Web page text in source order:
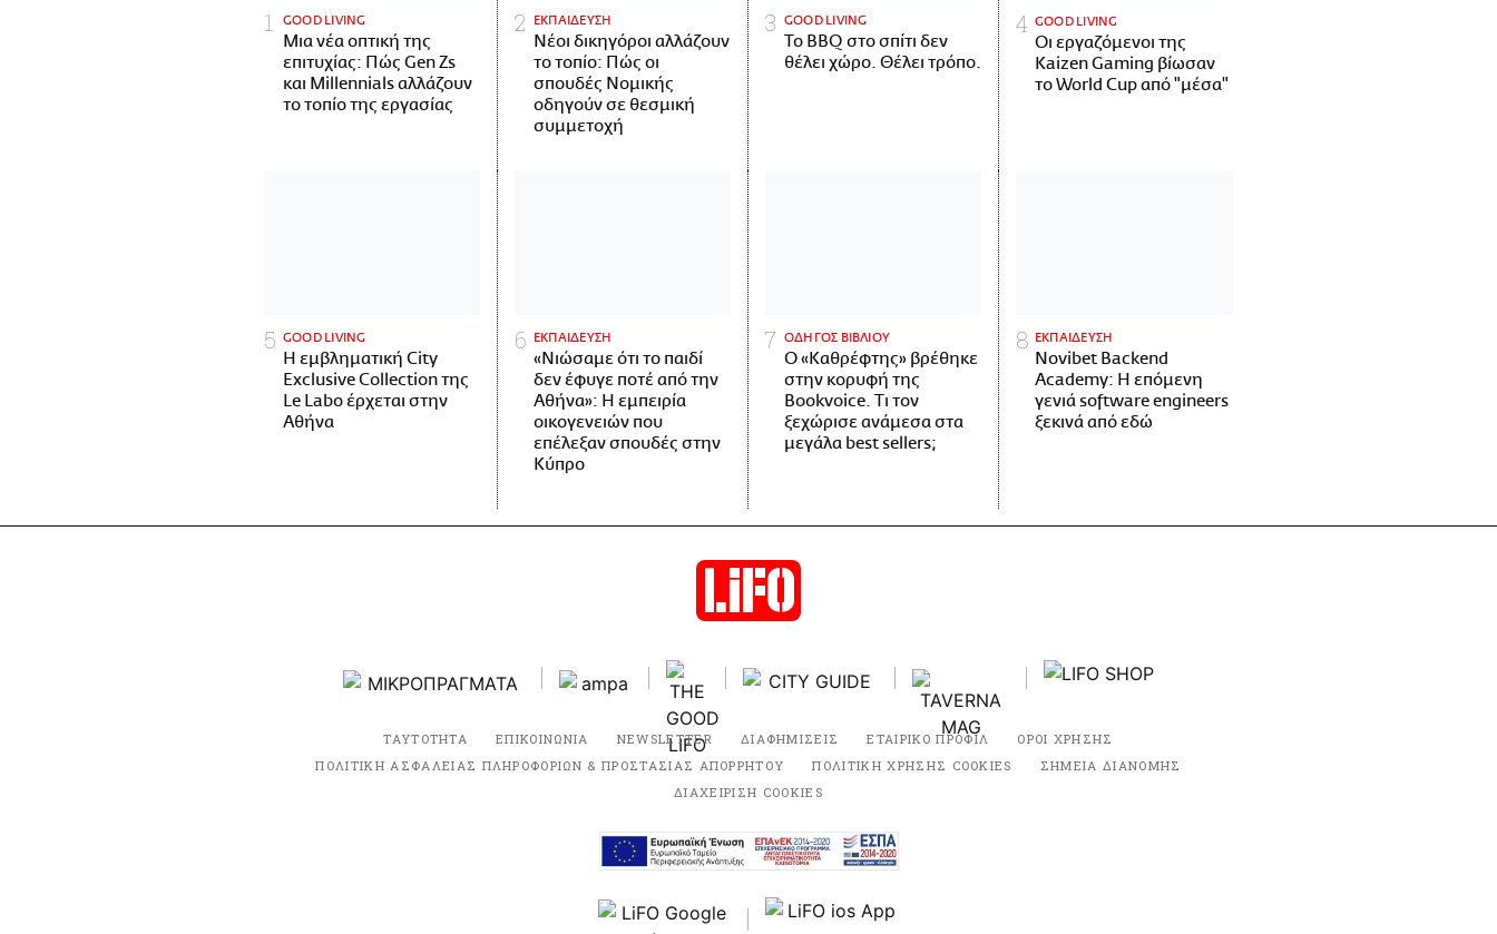
GOOD LIVING
Μια νέα οπτική της
επιτυχίας: Πώς Gen Zs
και Millennials αλλάζουν
το τοπίο της εργασίας
ΕΚΠΑΙΔΕΥΣΗ
Νέοι δικηγόροι αλλάζουν
το τοπίο: Πώς οι
σπουδές Νομικής
οδηγούν σε θεσμική
συμμετοχή
GOOD LIVING
Το BBQ στο σπίτι δεν
θέλει χώρο. Θέλει τρόπο.
GOOD LIVING
Οι εργαζόμενοι της
Kaizen Gaming βίωσαν
το World Cup από "μέσα"
GOOD LIVING
Η εμβληματική City
Exclusive Collection της
Le Labo έρχεται στην
Αθήνα
ΕΚΠΑΙΔΕΥΣΗ
«Νιώσαμε ότι το παιδί
δεν έφυγε ποτέ από την
Αθήνα»: Η εμπειρία
οικογενειών που
επέλεξαν σπουδές στην
Κύπρο
ΟΔΗΓΟΣ ΒΙΒΛΙΟΥ
Ο «Καθρέφτης» βρέθηκε
στην κορυφή της
Bookvoice. Τι τον
ξεχώρισε ανάμεσα στα
μεγάλα best sellers;
ΕΚΠΑΙΔΕΥΣΗ
Novibet Backend
Academy: Η επόμενη
γενιά software engineers
ξεκινά από εδώ
ΤΑΥΤΟΤΗΤΑ ΕΠΙΚΟΙΝΩΝΙΑ NEWSLETTER ΔΙΑΦΗΜΙΣΕΙΣ ΕΤΑΙΡΙΚΟ ΠΡΟΦΙΛ
ΟΡΟΙ ΧΡΗΣΗΣ
ΠΟΛΙΤΙΚΗ ΑΣΦΑΛΕΙΑΣ ΠΛΗΡΟΦΟΡΙΩΝ & ΠΡΟΣΤΑΣΙΑΣ ΑΠΟΡΡΗΤΟΥ
ΠΟΛΙΤΙΚΗ ΧΡΗΣΗΣ COOKIES
ΣΗΜΕΙΑ ΔΙΑΝΟΜΗΣ
ΔΙΑΧΕΙΡΙΣΗ COOKIES